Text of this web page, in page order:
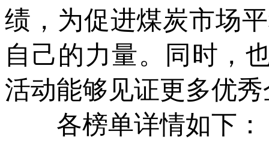
绩，为促进煤炭市场
自己的力量。同时，
活动能够见证更多优
各榜单详情如下：